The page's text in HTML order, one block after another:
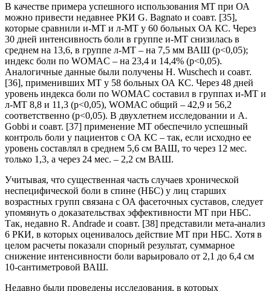
В качестве примера успешного использования МТ при ОА
можно привести недавнее РКИ G. Bagnato и соавт. [35],
которые сравнили и-МТ и л-МТ у 60 больных ОА КС. Через
30 дней интенсивность боли в группе и-МТ снизилась в
среднем на 13,6, в группе л-МТ – на 7,5 мм ВАШ (p<0,05);
индекс боли по WOMAC – на 23,4 и 14,4% (p<0,05).
Аналогичные данные были получены Н. Wuschech и соавт.
[36], применивших МТ у 58 больных ОА КС. Через 48 дней
уровень индекса боли по WOMAC составил в группах и-МТ и
л-МТ 8,8 и 11,3 (p<0,05), WOMAC общий – 42,9 и 56,2
соответственно (p<0,05). В двухлетнем исследовании и А.
Gobbi и соавт. [37] применение МТ обеспечило успешный
контроль боли у пациентов c ОА КС – так, если исходно ее
уровень составлял в среднем 5,6 см ВАШ, то через 12 мес.
только 1,3, а через 24 мес. – 2,2 см ВАШ.
Учитывая, что существенная часть случаев хронической
неспецифической боли в спине (НБС) у лиц старших
возрастных групп связана с ОА фасеточных суставов, следует
упомянуть о доказательствах эффективности МТ при НБС.
Так, недавно R. Andrade и соавт. [38] представили мета-анализ
6 РКИ, в которых оценивалось действие МТ при НБС. Хотя в
целом расчеты показали спорный результат, суммарное
снижение интенсивности боли варьировало от 2,1 до 6,4 см
10-сантиметровой ВАШ.
Недавно были проведены исследования, в которых